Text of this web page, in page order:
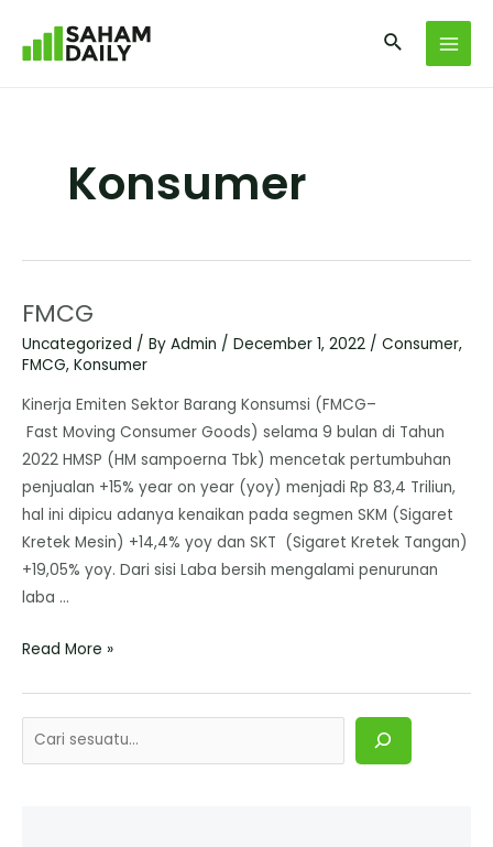
Konsumer
FMCG
Uncategorized / By Admin / December 1, 2022 / Consumer,
FMCG, Konsumer
Kinerja Emiten Sektor Barang Konsumsi (FMCG–
Fast Moving Consumer Goods) selama 9 bulan di Tahun
2022 HMSP (HM sampoerna Tbk) mencetak pertumbuhan
penjualan +15% year on year (yoy) menjadi Rp 83,4 Triliun,
hal ini dipicu adanya kenaikan pada segmen SKM (Sigaret
Kretek Mesin) +14,4% yoy dan SKT (Sigaret Kretek Tangan)
+19,05% yoy. Dari sisi Laba bersih mengalami penurunan
laba …
Read More »